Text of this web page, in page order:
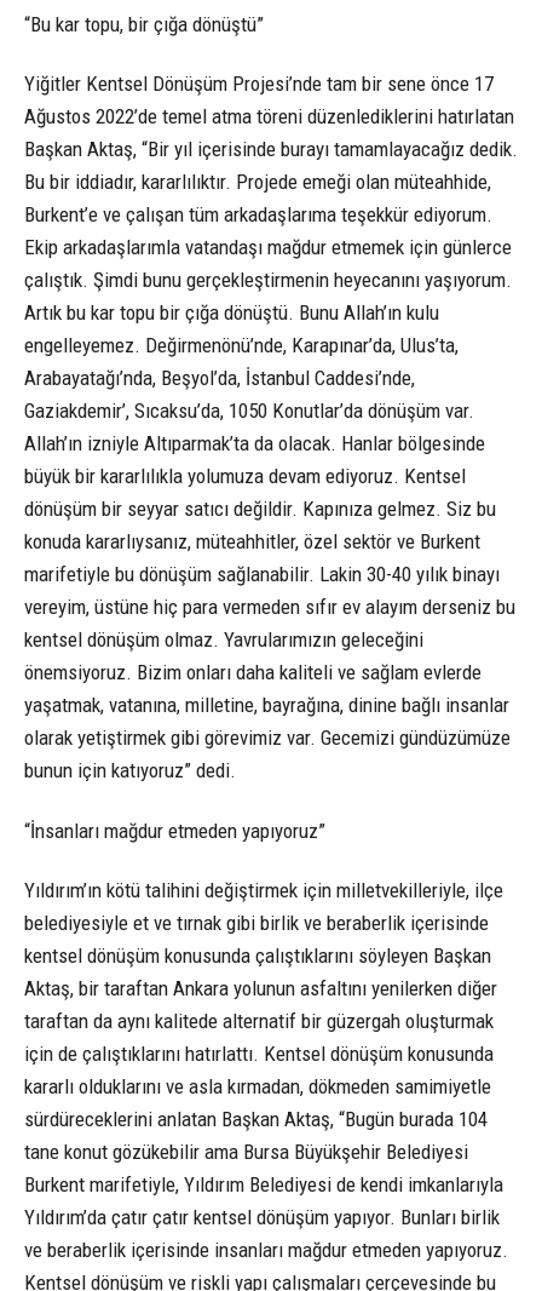
“Bu kar topu, bir çığa dönüştü”
Yiğitler Kentsel Dönüşüm Projesi’nde tam bir sene önce 17
Ağustos 2022’de temel atma töreni düzenlediklerini hatırlatan
Başkan Aktaş, “Bir yıl içerisinde burayı tamamlayacağız dedik.
Bu bir iddiadır, kararlılıktır. Projede emeği olan müteahhide,
Burkent’e ve çalışan tüm arkadaşlarıma teşekkür ediyorum.
Ekip arkadaşlarımla vatandaşı mağdur etmemek için günlerce
çalıştık. Şimdi bunu gerçekleştirmenin heyecanını yaşıyorum.
Artık bu kar topu bir çığa dönüştü. Bunu Allah’ın kulu
engelleyemez. Değirmenönü’nde, Karapınar’da, Ulus’ta,
Arabayatağı’nda, Beşyol’da, İstanbul Caddesi’nde,
Gaziakdemir’, Sıcaksu’da, 1050 Konutlar’da dönüşüm var.
Allah’ın izniyle Altıparmak’ta da olacak. Hanlar bölgesinde
büyük bir kararlılıkla yolumuza devam ediyoruz. Kentsel
dönüşüm bir seyyar satıcı değildir. Kapınıza gelmez. Siz bu
konuda kararlıysanız, müteahhitler, özel sektör ve Burkent
marifetiyle bu dönüşüm sağlanabilir. Lakin 30-40 yılık binayı
vereyim, üstüne hiç para vermeden sıfır ev alayım derseniz bu
kentsel dönüşüm olmaz. Yavrularımızın geleceğini
önemsiyoruz. Bizim onları daha kaliteli ve sağlam evlerde
yaşatmak, vatanına, milletine, bayrağına, dinine bağlı insanlar
olarak yetiştirmek gibi görevimiz var. Gecemizi gündüzümüze
bunun için katıyoruz” dedi.
“İnsanları mağdur etmeden yapıyoruz”
Yıldırım’ın kötü talihini değiştirmek için milletvekilleriyle, ilçe
belediyesiyle et ve tırnak gibi birlik ve beraberlik içerisinde
kentsel dönüşüm konusunda çalıştıklarını söyleyen Başkan
Aktaş, bir taraftan Ankara yolunun asfaltını yenilerken diğer
taraftan da aynı kalitede alternatif bir güzergah oluşturmak
için de çalıştıklarını hatırlattı. Kentsel dönüşüm konusunda
kararlı olduklarını ve asla kırmadan, dökmeden samimiyetle
sürdüreceklerini anlatan Başkan Aktaş, “Bugün burada 104
tane konut gözükebilir ama Bursa Büyükşehir Belediyesi
Burkent marifetiyle, Yıldırım Belediyesi de kendi imkanlarıyla
Yıldırım’da çatır çatır kentsel dönüşüm yapıyor. Bunları birlik
ve beraberlik içerisinde insanları mağdur etmeden yapıyoruz.
Kentsel dönüşüm ve riskli yapı çalışmaları çerçevesinde bu